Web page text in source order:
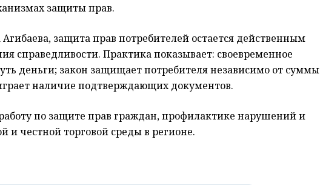
защиты прав.
защита прав потребителей остается действенным
справедливости. Практика показывает: своевременное
деньги; закон защищает потребителя независимо от суммы
наличие подтверждающих документов.
по защите прав граждан, профилактике нарушений и
и честной торговой среды в регионе.